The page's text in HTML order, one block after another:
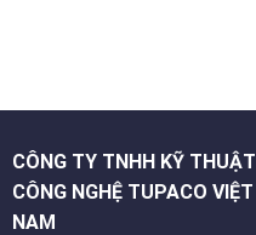
CÔNG TY TNHH KỸ THUẬT
CÔNG NGHỆ TUPACO VIỆT
NAM